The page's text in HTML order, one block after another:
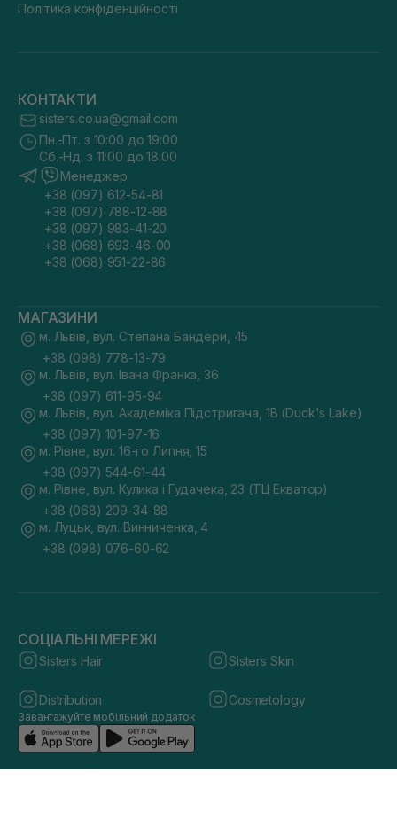
Політика конфіденційності
КОНТАКТИ
sisters.co.ua@gmail.com
Пн.-Пт. з 10:00 до 19:00
Сб.-Нд. з 11:00 до 18:00
Менеджер
+38 (097) 612-54-81
+38 (097) 788-12-88
+38 (097) 983-41-20
+38 (068) 693-46-00
+38 (068) 951-22-86
МАГАЗИНИ
м. Львів, вул. Степана Бандери, 45
+38 (098) 778-13-79
м. Львів, вул. Івана Франка, 36
+38 (097) 611-95-94
м. Львів, вул. Академіка Підстригача, 1В (Duck's Lake)
+38 (097) 101-97-16
м. Рівне, вул. 16-го Липня, 15
+38 (097) 544-61-44
м. Рівне, вул. Кулика і Гудачека, 23 (ТЦ Екватор)
+38 (068) 209-34-88
м. Луцьк, вул. Винниченка, 4
+38 (098) 076-60-62
СОЦІАЛЬНІ МЕРЕЖІ
Sisters Hair Sisters Skin
Distribution Cosmetology
Завантажуйте мобільний додаток